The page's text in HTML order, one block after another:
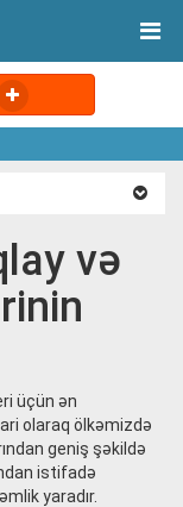
və
üçün ən
olaraq ölkəmizdə
geniş şəkildə
istifadə
yaradır.